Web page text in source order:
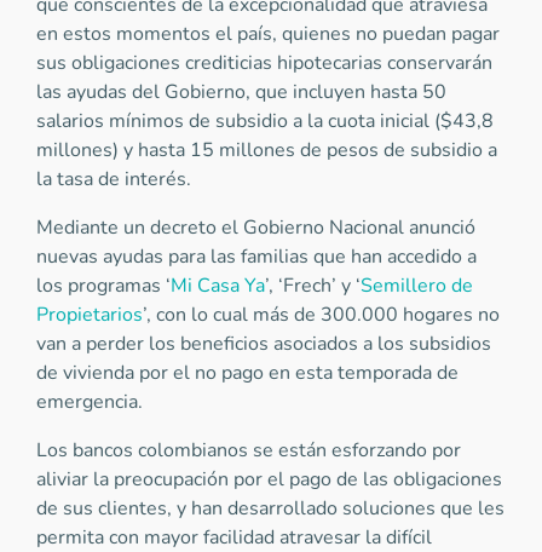
en estos momentos el país, quienes no puedan pagar
sus obligaciones crediticias hipotecarias conservarán
las ayudas del Gobierno, que incluyen hasta 50
salarios mínimos de subsidio a la cuota inicial ($43,8
millones) y hasta 15 millones de pesos de subsidio a
la tasa de interés.
Mediante un decreto el Gobierno Nacional anunció
nuevas ayudas para las familias que han accedido a
los programas ‘Mi Casa Ya’, ‘Frech’ y ‘Semillero de
Propietarios’, con lo cual más de 300.000 hogares no
van a perder los beneficios asociados a los subsidios
de vivienda por el no pago en esta temporada de
emergencia.
Los bancos colombianos se están esforzando por
aliviar la preocupación por el pago de las obligaciones
de sus clientes, y han desarrollado soluciones que les
permita con mayor facilidad atravesar la difícil